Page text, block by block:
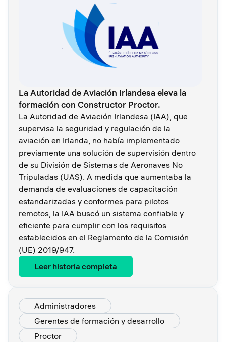
La Autoridad de Aviación Irlandesa eleva la
formación con Constructor Proctor.
La Autoridad de Aviación Irlandesa (IAA), que
supervisa la seguridad y regulación de la
aviación en Irlanda, no había implementado
previamente una solución de supervisión dentro
de su División de Sistemas de Aeronaves No
Tripuladas (UAS). A medida que aumentaba la
demanda de evaluaciones de capacitación
estandarizadas y conformes para pilotos
remotos, la IAA buscó un sistema confiable y
eficiente para cumplir con los requisitos
establecidos en el Reglamento de la Comisión
(UE) 2019/947.
Leer historia completa
Administradores
Gerentes de formación y desarrollo
Proctor